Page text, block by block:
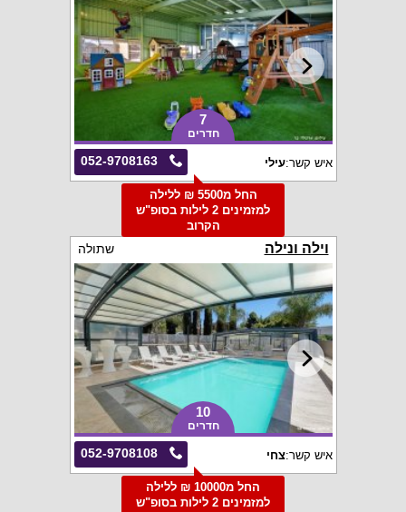
7
חדרים
052-9708163 איש קשר:עילי
החל מ5500 ₪ ללילה
למזמינים 2 לילות בסופ"ש
הקרוב
וילה ונילה שתולה
10
חדרים
052-9708108 איש קשר:צחי
החל מ10000 ₪ ללילה
למזמינים 2 לילות בסופ"ש